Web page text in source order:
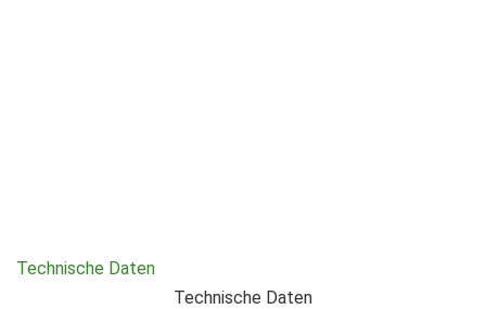
Technische Daten
Technische Daten